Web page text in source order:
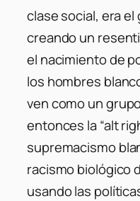
clase social, era
creando un
el nacimiento de
los hombres
ven como un
entonces la “alt
supremacismo
racismo biológico
usando las